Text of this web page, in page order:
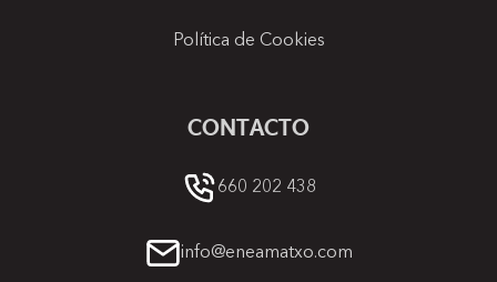
Política de Cookies
CONTACTO
660 202 438
info@eneamatxo.com